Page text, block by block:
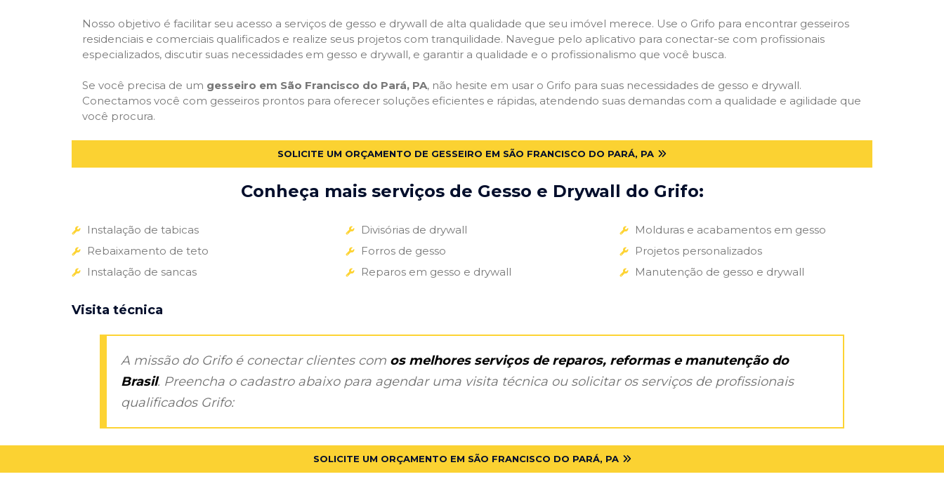
Nosso objetivo é facilitar seu acesso a serviços de gesso e drywall de alta qualidade que seu imóvel merece. Use o Grifo para encontrar gesseiros
residenciais e comerciais qualificados e realize seus projetos com tranquilidade. Navegue pelo aplicativo para conectar-se com profissionais
especializados, discutir suas necessidades em gesso e drywall, e garantir a qualidade e o profissionalismo que você busca.
Se você precisa de um gesseiro em São Francisco do Pará, PA, não hesite em usar o Grifo para suas necessidades de gesso e drywall.
Conectamos você com gesseiros prontos para oferecer soluções eficientes e rápidas, atendendo suas demandas com a qualidade e agilidade que
você procura.
SOLICITE UM ORÇAMENTO DE GESSEIRO EM SÃO FRANCISCO DO PARÁ, PA
Conheça mais serviços de Gesso e Drywall do Grifo:
Instalação de tabicas
Rebaixamento de teto
Instalação de sancas
Divisórias de drywall
Forros de gesso
Reparos em gesso e drywall
Molduras e acabamentos em gesso
Projetos personalizados
Manutenção de gesso e drywall
Visita técnica
A missão do Grifo é conectar clientes com os melhores serviços de reparos, reformas e manutenção do
Brasil. Preencha o cadastro abaixo para agendar uma visita técnica ou solicitar os serviços de profissionais
qualificados Grifo:
SOLICITE UM ORÇAMENTO EM SÃO FRANCISCO DO PARÁ, PA